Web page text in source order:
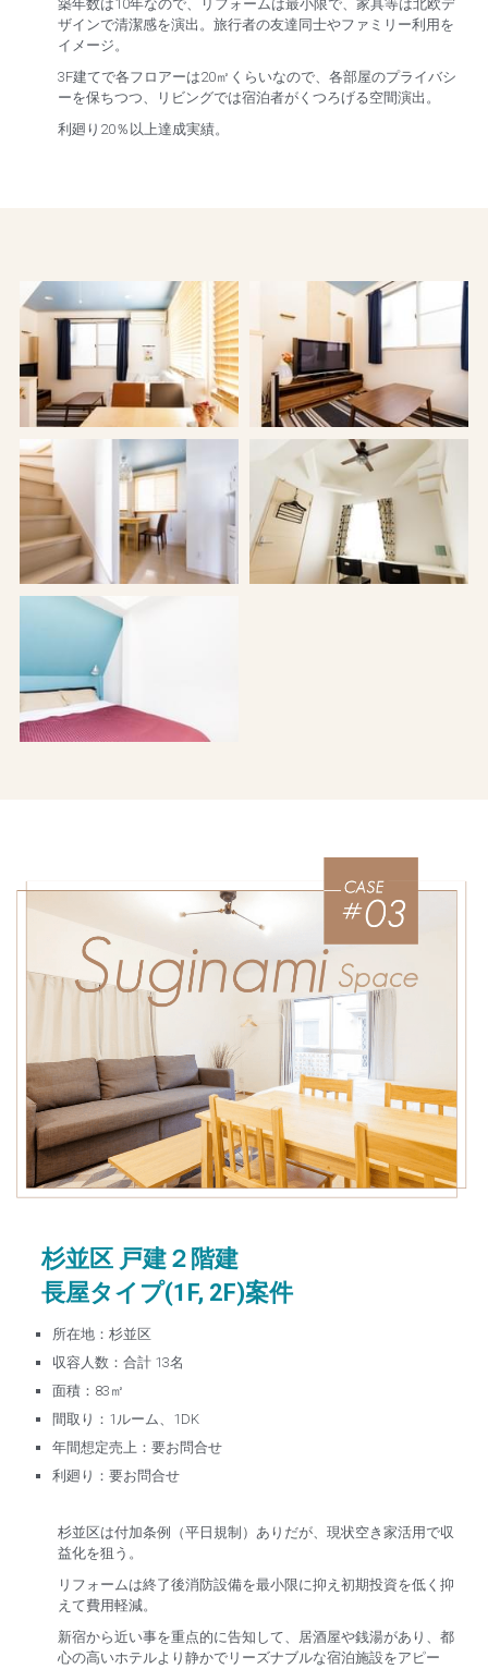
築年数は10年なので、リフォームは最小限で、家具等は北欧デ
ザインで清潔感を演出。旅行者の友達同士やファミリー利用を
イメージ。
3F建てで各フロアーは20㎡くらいなので、各部屋のプライバシ
ーを保ちつつ、リビングでは宿泊者がくつろげる空間演出。
利廻り20％以上達成実績。
杉並区 戸建２階建
長屋タイプ(1F, 2F)案件
所在地：杉並区
収容人数：合計 13名
面積：83㎡
間取り：1ルーム、1DK
年間想定売上：要お問合せ
利廻り：要お問合せ
杉並区は付加条例（平日規制）ありだが、現状空き家活用で収
益化を狙う。
リフォームは終了後消防設備を最小限に抑え初期投資を低く抑
えて費用軽減。
新宿から近い事を重点的に告知して、居酒屋や銭湯があり、都
心の高いホテルより静かでリーズナブルな宿泊施設をアピー